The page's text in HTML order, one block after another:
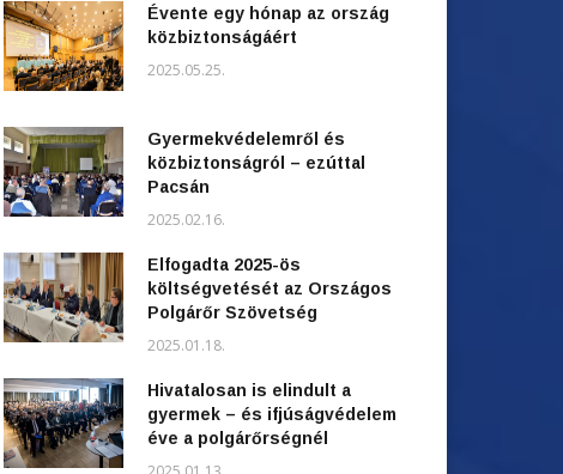
Évente egy hónap az ország
közbiztonságáért
2025.05.25.
Gyermekvédelemről és
közbiztonságról – ezúttal
Pacsán
2025.02.16.
Elfogadta 2025-ös
költségvetését az Országos
Polgárőr Szövetség
2025.01.18.
Hivatalosan is elindult a
gyermek – és ifjúságvédelem
éve a polgárőrségnél